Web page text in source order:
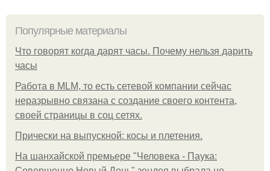
Популярные материалы
Что говорят когда дарят часы. Почему нельзя дарить
часы
Работа в MLM, то есть сетевой компании сейчас
неразрывно связана с создание своего контента,
своей страницы в соц сетях.
Прически на выпускной: косы и плетения.
На шанхайской премьере "Человека - Паука: